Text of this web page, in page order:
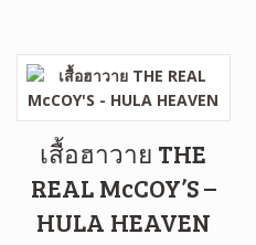
เสื้อฮาวาย THE
REAL McCOY’S –
HULA HEAVEN